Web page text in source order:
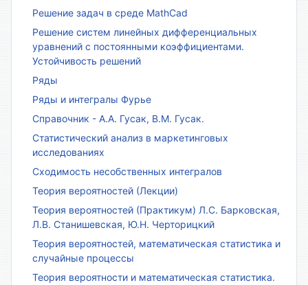
Решение задач в среде MathCad
Решение систем линейных дифференциальных
уравнений с постоянными коэффициентами.
Устойчивость решений
Ряды
Ряды и интегралы Фурье
Справочник - А.А. Гусак, В.М. Гусак.
Статистический анализ в маркетинговых
исследованиях
Сходимость несобственных интегралов
Теория вероятностей (Лекции)
Теория вероятностей (Практикум) Л.С. Барковская,
Л.В. Станишевская, Ю.Н. Черторицкий
Теория вероятностей, математическая статистика и
случайные процессы
Теория вероятности и математическая статистика.